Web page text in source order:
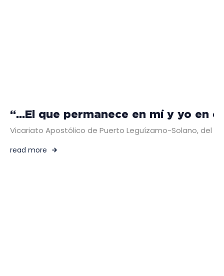
“…El que permanece en mí y yo en
Vicariato Apostólico de Puerto Leguízamo-Solano, del 9
read more